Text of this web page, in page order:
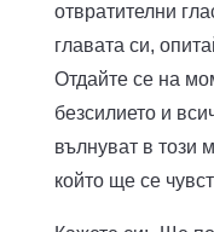
отвратителни
главата си,
Отдайте се на
безсилието и
вълнуват в този
който ще се